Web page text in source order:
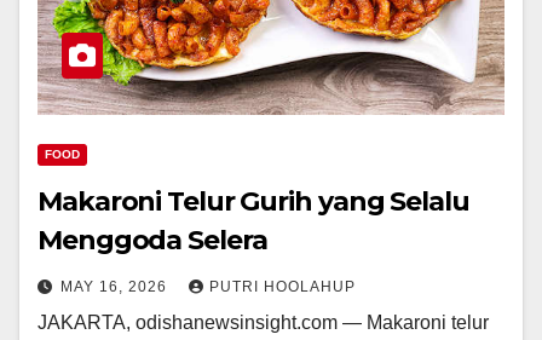
FOOD
Makaroni Telur Gurih yang Selalu
Menggoda Selera
MAY 16, 2026 PUTRI HOOLAHUP
JAKARTA, odishanewsinsight.com — Makaroni telur